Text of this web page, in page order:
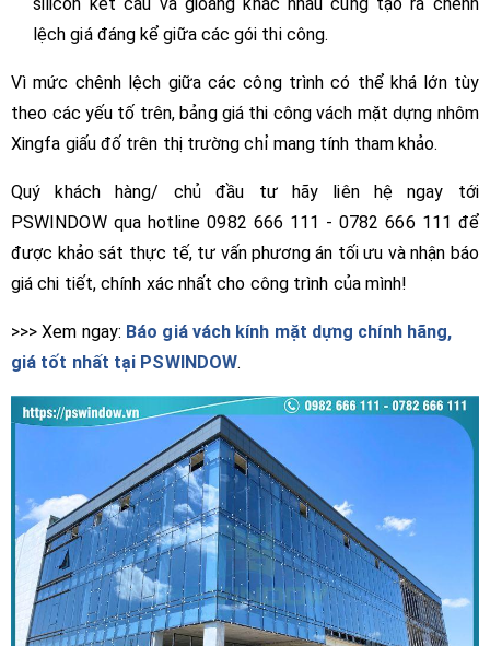
lệch giá đáng kể giữa các gói thi công.
Vì mức chênh lệch giữa các công trình có thể khá lớn tùy
theo các yếu tố trên, bảng giá thi công vách mặt dựng nhôm
Xingfa giấu đố trên thị trường chỉ mang tính tham khảo.
Quý khách hàng/ chủ đầu tư hãy liên hệ ngay tới
PSWINDOW qua hotline 0982 666 111 - 0782 666 111 để
được khảo sát thực tế, tư vấn phương án tối ưu và nhận báo
giá chi tiết, chính xác nhất cho công trình của mình!
>>> Xem ngay: Báo giá vách kính mặt dựng chính hãng,
giá tốt nhất tại PSWINDOW.